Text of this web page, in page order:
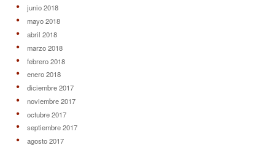
junio 2018
mayo 2018
abril 2018
marzo 2018
febrero 2018
enero 2018
diciembre 2017
noviembre 2017
octubre 2017
septiembre 2017
agosto 2017